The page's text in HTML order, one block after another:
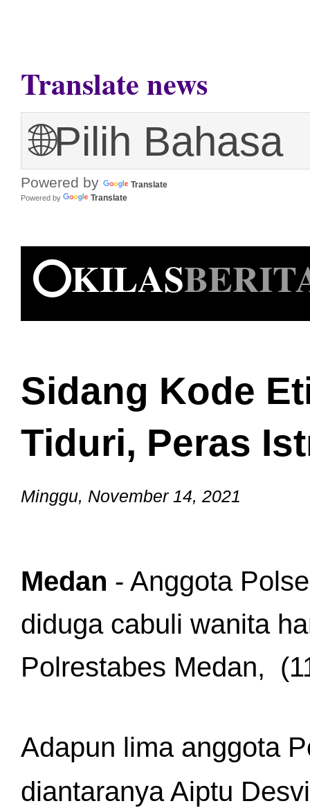
Translate news
Powered by Translate
Powered by Translate
⭕KILAS
Sidang Kode
Tiduri, Peras
Minggu, November 14, 2021
Medan - Anggota
diduga cabuli wanita
Polrestabes Medan,
Adapun lima anggota
diantaranya Aiptu